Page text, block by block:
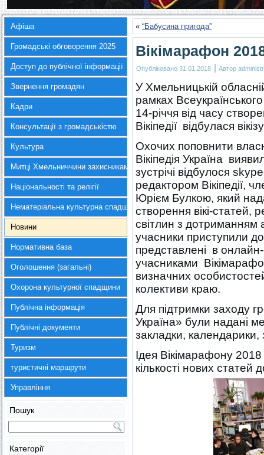
Афіша
Громадські обговорення 2025
Доступ до публічної інформації
Звернення громадян
Кадри
Консультації з громадськістю
Культура
Митці Хмельниччини захисникам України
Національності та релігії
Нематеріальна культурна спадщина
Новини
Нормативна база
Оголошення (загальні)
Охорона культурної спадщини
Публічна інформація
Публічні документи
Туризм
туристичні маршрути
Управління
Пошук
Категорії
« “Бабусина пригода”
Вікімарафон
Опубліковано 31.01.2018 | Автор
У Хмельницькій
рамках
14-річчя від часу
Вікіпедії відбулася
Охочих поповнити
Вікіпедія Україна
зустрічі відбулося
редактором Вікіпедії,
Юрієм Булкою, який
створення вікі-статей,
світлин з дотриманням
учасники приступили
представлені в онлайн-
учасниками
визначних
колективи краю.
Для підтримки заходу
Україна» були надані
закладки, календарики,
Ідея Вікімарафону
кількості нових статей